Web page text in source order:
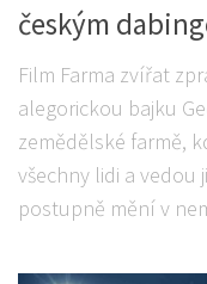
českým
Film Farma zvířat
alegorickou bajku
zemědělské farmě,
všechny lidi a vedou
postupně mění v